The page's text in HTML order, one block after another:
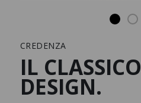
SCAFFALE A PARETE CON
Tutti i prodotti
CREDENZA
IL
DESIGN.